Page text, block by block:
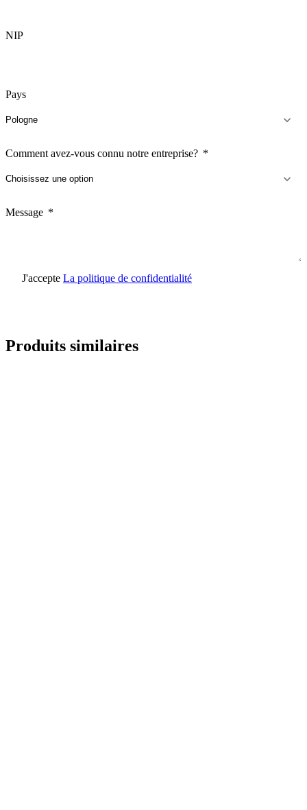
NIP
Pays
Comment avez-vous connu notre entreprise?
Message
J'accepte La politique de confidentialité
Produits similaires